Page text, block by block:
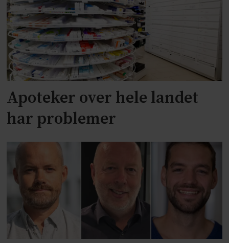
Apoteker over hele landet
har problemer